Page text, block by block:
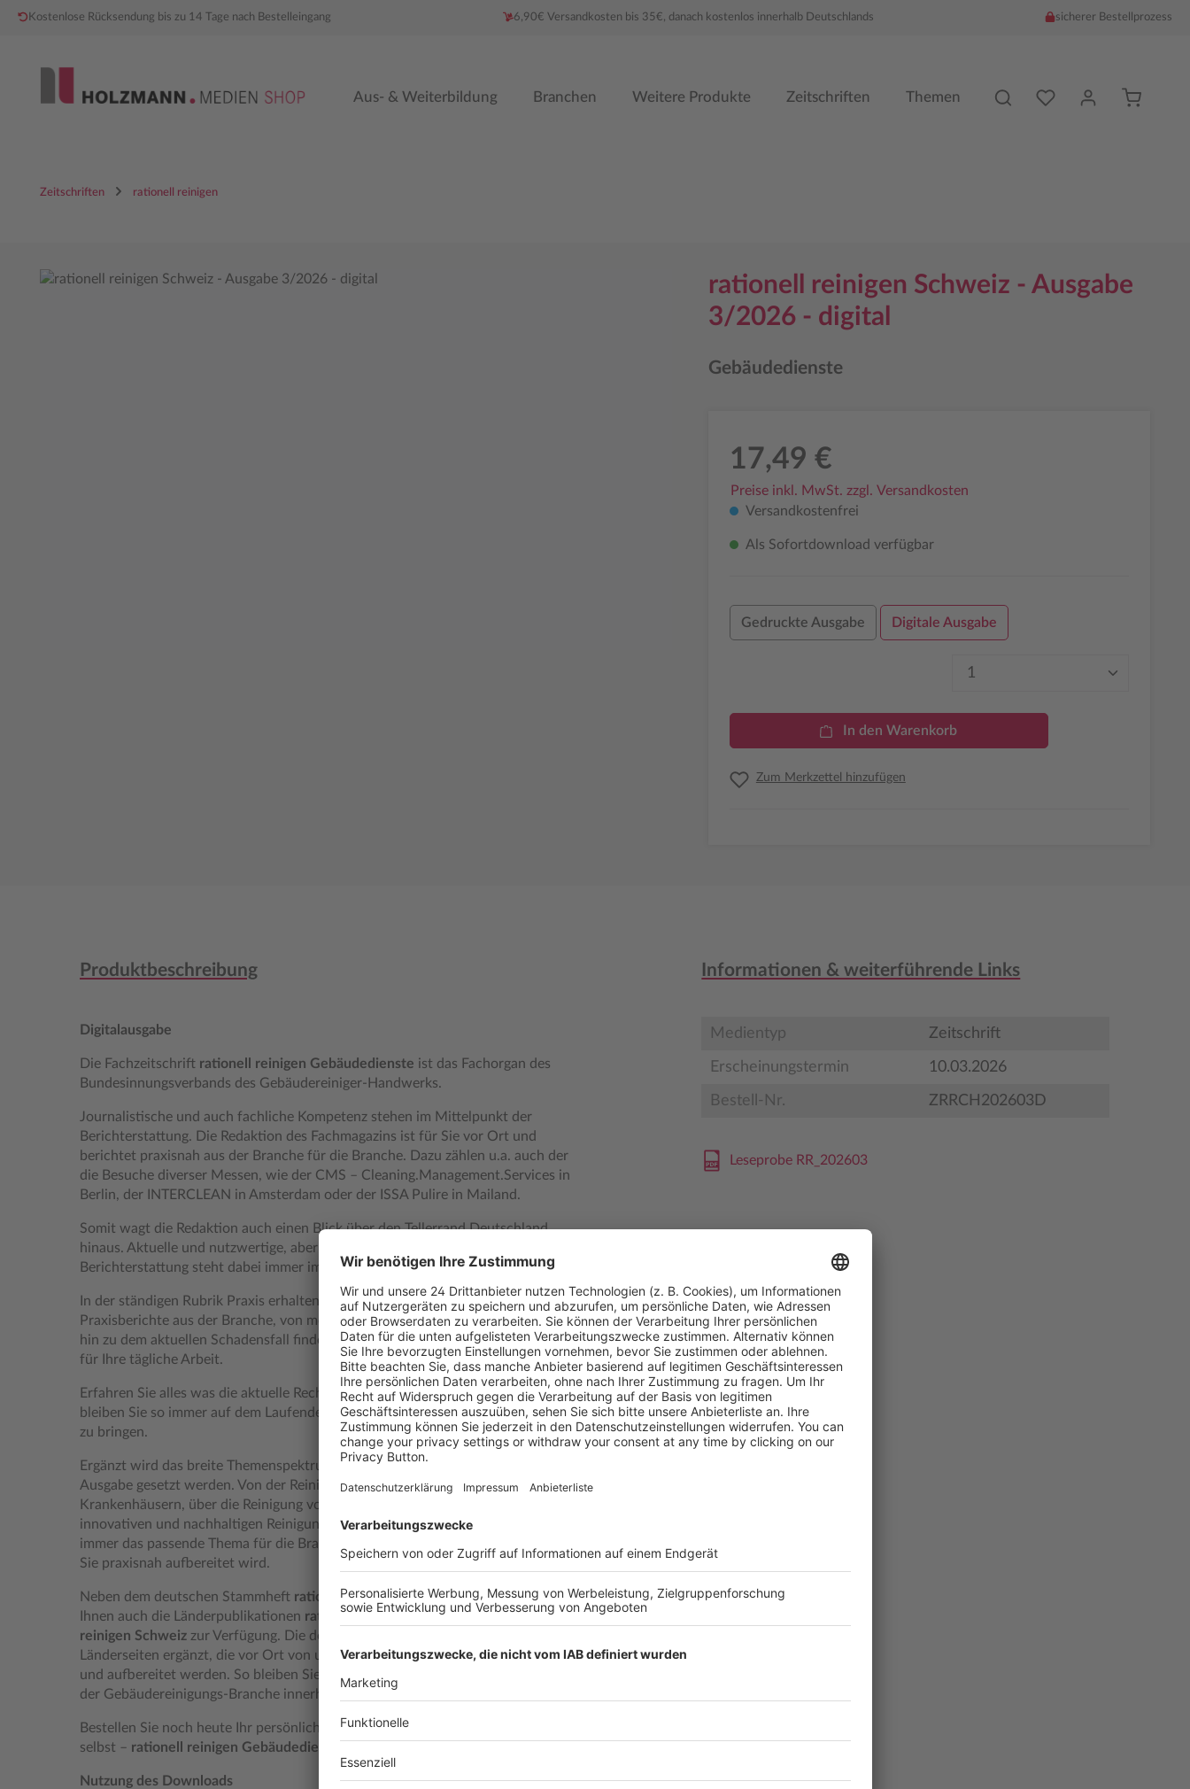
Kostenlose Rücksendung bis zu 14 Tage nach Bestelleingang 6,90€ Versandkosten bis 35€, danach kostenlos innerhalb Deutschlands sicherer Bestellprozess
Aus- & Weiterbildung Branchen Weitere Produkte Zeitschriften Themen Du hast %counter%
Zeitschriften rationell reinigen
Bildergalerie überspringen
rationell reinigen Schweiz - Ausgabe
3/2026 - digital
Gebäudedienste
17,49 €
Preise inkl. MwSt. zzgl. Versandkosten
Versandkostenfrei
Als Sofortdownload verfügbar
Gedruckte Ausgabe Digitale Ausgabe
Produkt Anzahl: Gib
In den Warenkorb
Zum Merkzettel hinzufügen
Produktbeschreibung
Digitalausgabe
Die Fachzeitschrift rationell reinigen Gebäudedienste ist das Fachorgan des
Bundesinnungsverbands des Gebäudereiniger-Handwerks.
Journalistische und auch fachliche Kompetenz stehen im Mittelpunkt der
Berichterstattung. Die Redaktion des Fachmagazins ist für Sie vor Ort und
berichtet praxisnah aus der Branche für die Branche. Dazu zählen u.a. auch der
die Besuche diverser Messen, wie der CMS – Cleaning.Management.Services in
Berlin, der INTERCLEAN in Amsterdam oder der ISSA Pulire in Mailand.
Somit wagt die Redaktion auch einen Blick über den Tellerrand Deutschland
hinaus. Aktuelle und nutzwertige, aber vor allem sehr praxisorientierte
Berichterstattung steht dabei immer im Vordergrund.
In der ständigen Rubrik Praxis erhalten Sie, wie der Name schon sagt,
Praxisberichte aus der Branche, von modernen Techniken in der Reinigung bis
hin zu dem aktuellen Schadensfall finden Sie hier nutzwertig aufbereitet Tipps
für Ihre tägliche Arbeit.
Erfahren Sie alles was die aktuelle Rechtslage hergibt in der Rubrik Betrieb. Und
bleiben Sie so immer auf dem Laufenden um Ihr Unternehmen weiter nach vorn
zu bringen.
Ergänzt wird das breite Themenspektrum durch Schwerpunkte, die in jeder
Ausgabe gesetzt werden. Von der Reinigung in Senioreneinrichtungen und
Krankenhäusern, über die Reinigung von Schulen und Sportanlagen, bis hin zu
innovativen und nachhaltigen Reinigungskonzepten, hier findet die Redaktion
immer das passende Thema für die Branche, welches über mehrere Seiten für
Sie praxisnah aufbereitet wird.
Neben dem deutschen Stammheft rationell reinigen Gebäudedienste, stehen
Ihnen auch die Länderpublikationen rationell reinigen Österreich undrationell
reinigen Schweiz zur Verfügung. Die deutsche Ausgabe wird hier um jeweilige
Länderseiten ergänzt, die vor Ort von unseren Fachredakteuren recherchiert
und aufbereitet werden. So bleiben Sie immer auf dem Laufenden, was sich in
der Gebäudereinigungs-Branche innerhalb der D-A-CH Region so tut.
Bestellen Sie noch heute Ihr persönliches Exemplar und überzeugen Sie sich
selbst – rationell reinigen Gebäudedienste
Nutzung des Downloads
Informationen & weiterführende Links
Medientyp Zeitschrift
Erscheinungstermin 10.03.2026
Bestell-Nr. ZRRCH202603D
Leseprobe RR_202603